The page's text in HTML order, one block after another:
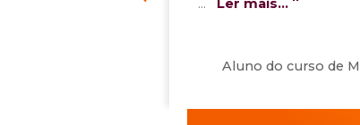
Aluno do curso de